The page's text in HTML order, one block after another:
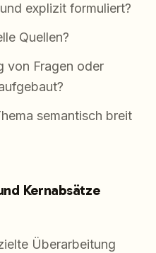
explizit formuliert?
Quellen?
von Fragen oder
semantisch breit
Kernabsätze
Überarbeitung